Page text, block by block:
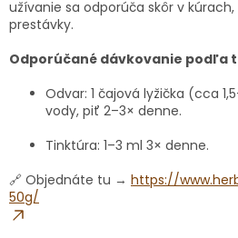
užívanie sa odporúča skôr v
prestávky.
Odporúčané dávkovanie podľa
Odvar: 1 čajová lyžička (cca
vody, piť 2–3× denne.
Tinktúra: 1–3 ml 3× denne.
🔗 Objednáte tu → https://
50g/